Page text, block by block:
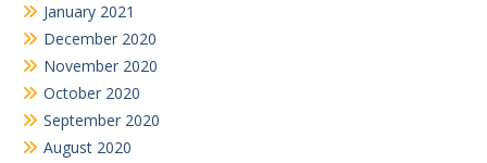
January 2021
December 2020
November 2020
October 2020
September 2020
August 2020